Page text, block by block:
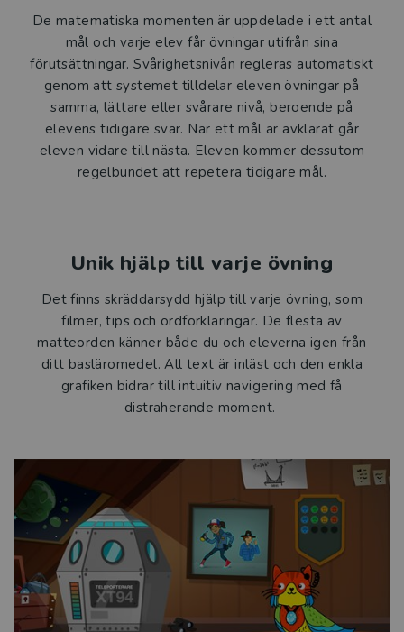
De matematiska momenten är uppdelade i ett antal
mål och varje elev får övningar utifrån sina
förutsättningar. Svårighetsnivån regleras automatiskt
genom att systemet tilldelar eleven övningar på
samma, lättare eller svårare nivå, beroende på
elevens tidigare svar. När ett mål är avklarat går
eleven vidare till nästa. Eleven kommer dessutom
regelbundet att repetera tidigare mål.
Unik hjälp till varje övning
Det finns skräddarsydd hjälp till varje övning, som
filmer, tips och ordförklaringar. De flesta av
matteorden känner både du och eleverna igen från
ditt basläromedel. All text är inläst och den enkla
grafiken bidrar till intuitiv navigering med få
distraherande moment.